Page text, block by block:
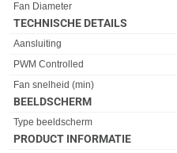
Fan Diameter
TECHNISCHE DETAILS
Eigenschap
Aansluiting
PWM Controlled
Fan snelheid (min)
BEELDSCHERM
Eigenschap Waarde
Type beeldscherm
PRODUCT INFORMATIE